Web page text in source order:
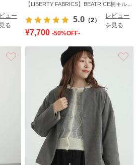
ュー
る
5.0 （2）
レビュー
を見る
¥7,700 -50%OFF-